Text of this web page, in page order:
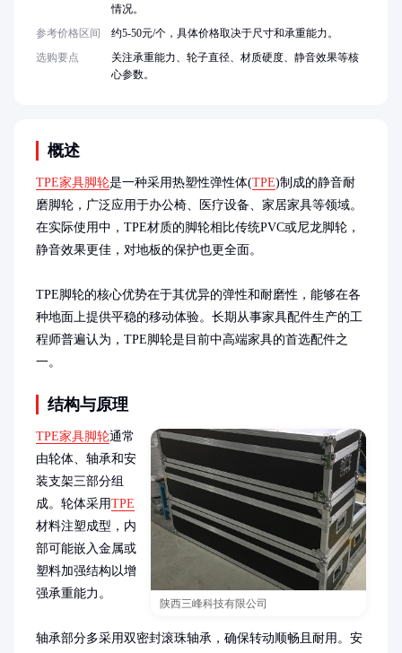
概述
TPE家具脚轮是一种采用热塑性弹性体(TPE)制成的静音耐
磨脚轮，广泛应用于办公椅、医疗设备、家居家具等领域。
在实际使用中，TPE材质的脚轮相比传统PVC或尼龙脚轮，
静音效果更佳，对地板的保护也更全面。
TPE脚轮的核心优势在于其优异的弹性和耐磨性，能够在各
种地面上提供平稳的移动体验。长期从事家具配件生产的工
程师普遍认为，TPE脚轮是目前中高端家具的首选配件之
一。
结构与原理
陕西三峰科技有限公司
TPE家具脚轮通常
由轮体、轴承和安
装支架三部分组
成。轮体采用TPE
材料注塑成型，内
部可能嵌入金属或
塑料加强结构以增
强承重能力。
轴承部分多采用双密封滚珠轴承，确保转动顺畅且耐用。安
情况。
参考价格区间
约5-50元/个，具体价格取决于尺寸和承重能力。
选购要点
关注承重能力、轮子直径、材质硬度、静音效果等核
心参数。